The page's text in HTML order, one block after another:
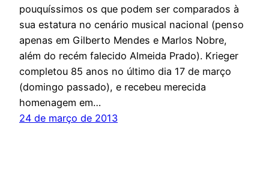
pouquíssimos os que podem ser comparados à
sua estatura no cenário musical nacional (penso
apenas em Gilberto Mendes e Marlos Nobre,
além do recém falecido Almeida Prado). Krieger
completou 85 anos no último dia 17 de março
(domingo passado), e recebeu merecida
homenagem em…
24 de março de 2013